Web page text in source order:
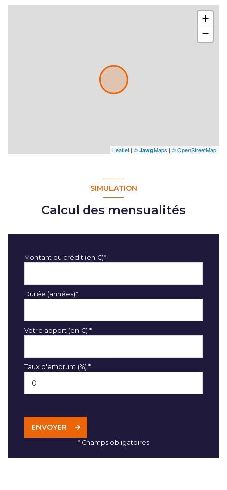
+
−
Leaflet | © JawgMaps | © OpenStreetMap
SIMULATION
Calcul des mensualités
Montant du crédit (en €)*
Durée (années)*
Votre apport (en €) *
Taux d'emprunt (%) *
ENVOYER
* Champs obligatoires